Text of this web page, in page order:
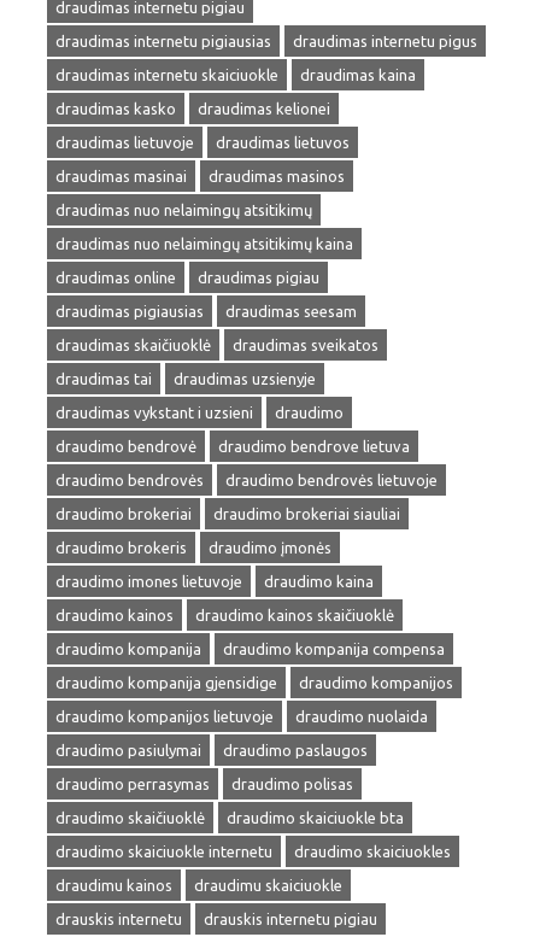
draudimas internetu pigiau
draudimas internetu pigiausias
draudimas internetu pigus
draudimas internetu skaiciuokle
draudimas kaina
draudimas kasko
draudimas kelionei
draudimas lietuvoje
draudimas lietuvos
draudimas masinai
draudimas masinos
draudimas nuo nelaimingų atsitikimų
draudimas nuo nelaimingų atsitikimų kaina
draudimas online
draudimas pigiau
draudimas pigiausias
draudimas seesam
draudimas skaičiuoklė
draudimas sveikatos
draudimas tai
draudimas uzsienyje
draudimas vykstant i uzsieni
draudimo
draudimo bendrovė
draudimo bendrove lietuva
draudimo bendrovės
draudimo bendrovės lietuvoje
draudimo brokeriai
draudimo brokeriai siauliai
draudimo brokeris
draudimo įmonės
draudimo imones lietuvoje
draudimo kaina
draudimo kainos
draudimo kainos skaičiuoklė
draudimo kompanija
draudimo kompanija compensa
draudimo kompanija gjensidige
draudimo kompanijos
draudimo kompanijos lietuvoje
draudimo nuolaida
draudimo pasiulymai
draudimo paslaugos
draudimo perrasymas
draudimo polisas
draudimo skaičiuoklė
draudimo skaiciuokle bta
draudimo skaiciuokle internetu
draudimo skaiciuokles
draudimu kainos
draudimu skaiciuokle
drauskis internetu
drauskis internetu pigiau